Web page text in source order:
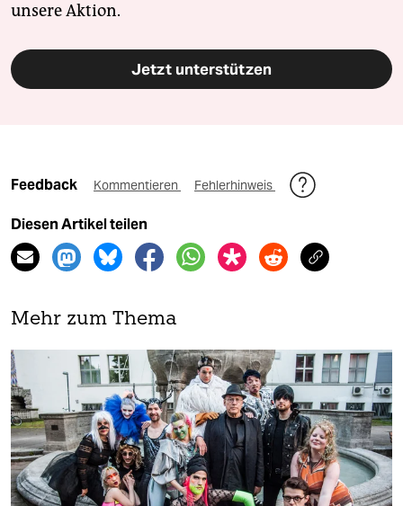
unsere Aktion.
Jetzt unterstützen
Feedback Kommentieren Fehlerhinweis
Diesen Artikel teilen
Mehr zum Thema